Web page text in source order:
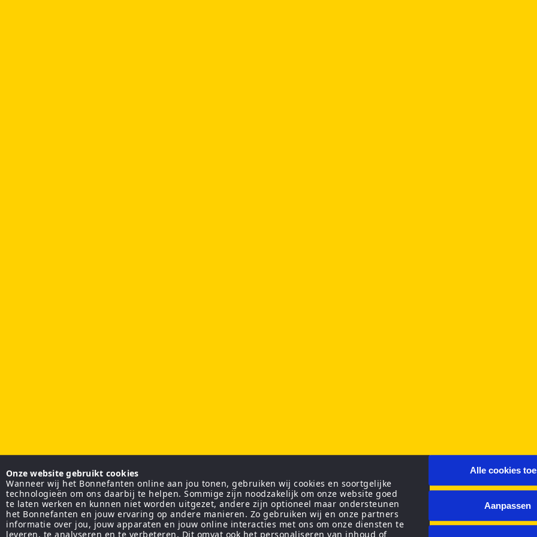
Onze website gebruikt cookies
Wanneer wij het Bonnefanten online aan jou tonen, gebruiken wij cookies en soortgelijke
technologieën om ons daarbij te helpen. Sommige zijn noodzakelijk om onze website goed
te laten werken en kunnen niet worden uitgezet, andere zijn optioneel maar ondersteunen
het Bonnefanten en jouw ervaring op andere manieren. Zo gebruiken wij en onze partners
informatie over jou, jouw apparaten en jouw online interacties met ons om onze diensten te
leveren, te analyseren en te verbeteren. Dit omvat ook het personaliseren van inhoud of
Alle cookies
Aanpassen